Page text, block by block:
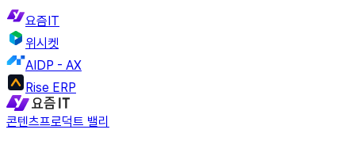
요즘IT
위시켓
AIDP - AX
Rise ERP
콘텐츠프로덕트 밸리